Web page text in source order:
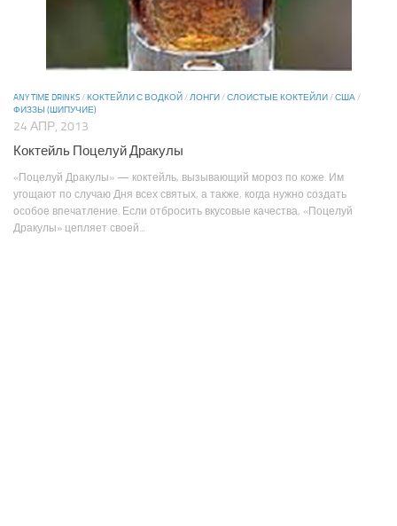
ANY TIME DRINKS/КОКТЕЙЛИ С ВОДКОЙ/ЛОНГИ/СЛОИСТЫЕ КОКТЕЙЛИ/США/
ФИЗЗЫ (ШИПУЧИЕ)
24 АПР, 2013
Коктейль Поцелуй Дракулы
«Поцелуй Дракулы» — коктейль, вызывающий мороз по коже. Им
угощают по случаю Дня всех святых, а также, когда нужно создать
особое впечатление. Если отбросить вкусовые качества, «Поцелуй
Дракулы» цепляет своей...